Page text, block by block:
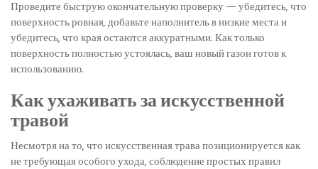
Проведите быструю окончательную проверку — убедитесь, что
поверхность ровная, добавьте наполнитель в низкие места и
убедитесь, что края остаются аккуратными. Как только
поверхность полностью устоялась, ваш новый газон готов к
использованию.
Как ухаживать за искусственной
травой
Несмотря на то, что искусственная трава позиционируется как
не требующая особого ухода, соблюдение простых правил